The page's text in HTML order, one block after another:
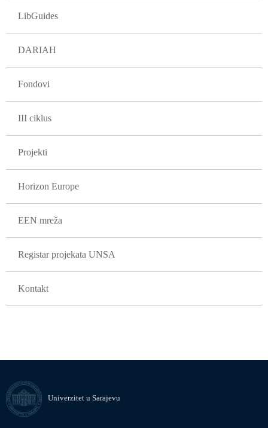
LibGuides
DARIAH
Fondovi
III ciklus
Projekti
Horizon Europe
EEN mreža
Registar projekata UNSA
Kontakt
Univerzitet u Sarajevu